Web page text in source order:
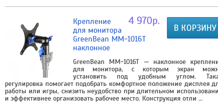
В КОРЗИНУ
4 970р.
Крепление
для монитора
GreenBean MM-1016T
наклонное
GreenBean MM-1016T — наклонное
для монитора, с которым экран
установить под удобным углом.
регулировка помогает подобрать комфортное положение дисплея
работы или игры, снизить неудобство при длительном
и эффективнее организовать рабочее место. Конструкция отли …